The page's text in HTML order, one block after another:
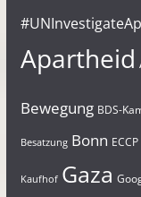
Apartheid
Bewegung BDS-
Besatzung Bonn ECCP
Kaufhof Gaza